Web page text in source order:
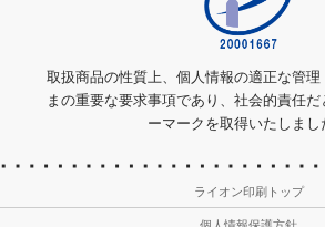
取扱商品の性質上、個人情報の適正な管理
まの重要な要求事項であり、社会的責任
ーマークを取得いたしまし
ライオン印刷トップ